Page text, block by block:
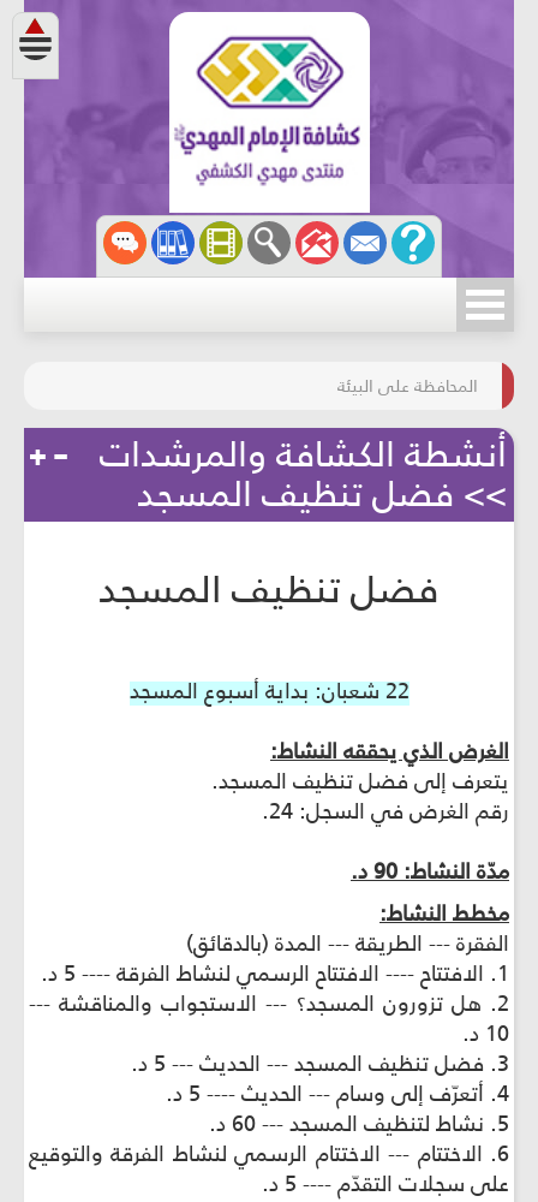
مسابقة الركب الحسينيّ
المحافظة على البيئة
أنشطة الكشافة والمرشدات
>> فضل تنظيف المسجد
فضل تنظيف المسجد
22 شعبان: بداية أسبوع المسجد
الغرض الذي يحققه النشاط:
يتعرف إلى فضل تنظيف المسجد.
رقم الغرض في السجل: 24.
مدّة النشاط: 90 د.
مخطط النشاط:
الفقرة --- الطريقة --- المدة (بالدقائق)
1. الافتتاح ---- الافتتاح الرسمي لنشاط الفرقة ---- 5 د.
2. هل تزورون المسجد؟ --- الاستجواب والمناقشة ---
10 د.
3. فضل تنظيف المسجد --- الحديث --- 5 د.
4. أتعرّف إلى وسام --- الحديث ---- 5 د.
5. نشاط لتنظيف المسجد --- 60 د.
6. الاختتام --- الاختتام الرسمي لنشاط الفرقة والتوقيع
على سجلات التقدّم ---- 5 د.